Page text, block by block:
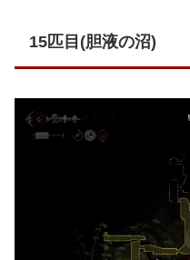
15匹目(胆液の沼)